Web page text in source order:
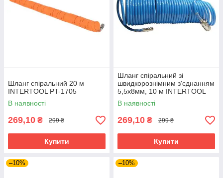
Шланг спіральний 20 м
INTERTOOL PT-1705
В наявності
269,10 ₴ 299 ₴
Купити
Шланг спіральний зі
швидкорознімним з'єднанням
5,5x8мм, 10 м INTERTOOL
PT-1707
В наявності
269,10 ₴ 299 ₴
Купити
–10% –10%